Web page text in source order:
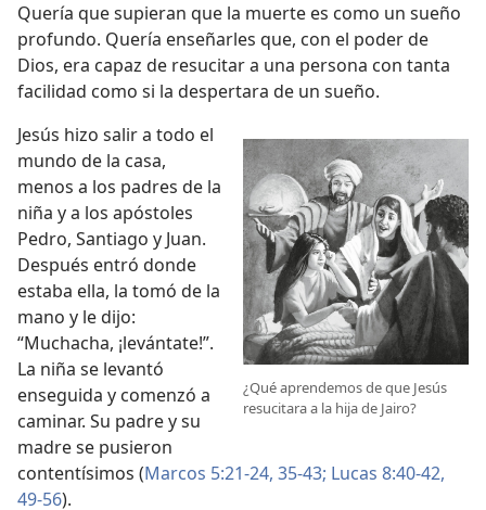
Quería que supieran que la muerte es como un sueño
profundo. Quería enseñarles que, con el poder de
Dios, era capaz de resucitar a una persona con tanta
facilidad como si la despertara de un sueño.
¿Qué aprendemos de que Jesús
resucitara a la hija de Jairo?
Jesús hizo salir a todo el
mundo de la casa,
menos a los padres de la
niña y a los apóstoles
Pedro, Santiago y Juan.
Después entró donde
estaba ella, la tomó de la
mano y le dijo:
“Muchacha, ¡levántate!”.
La niña se levantó
enseguida y comenzó a
caminar. Su padre y su
madre se pusieron
contentísimos (Marcos 5:21-24, 35-43; Lucas 8:40-42,
49-56).